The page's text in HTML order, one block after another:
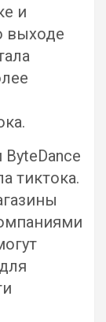
и
выходе
тиктока.